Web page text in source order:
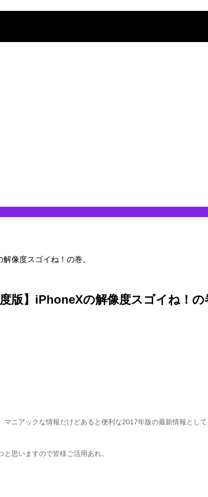
像度スゴイね！の巻。
版】iPhoneXの解像度スゴイね！の
ニアックな情報だけどあると便利な2017年版の最新情報とし
思いますので皆様ご活用あれ。